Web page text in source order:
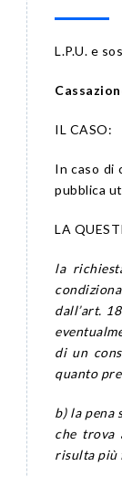
L.P.U. e
IL CASO:
In caso di
pubblica
LA
la
dall’art.
di un
quanto
b) la pena
che trova
risulta più